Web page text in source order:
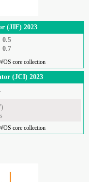
(JIF) 2023
0.5
0.7
core collection
(JCI) 2023
core collection